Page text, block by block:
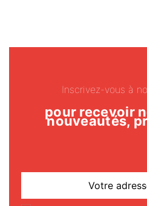
Inscrivez-vous à
pour recevoir
nouveautés,